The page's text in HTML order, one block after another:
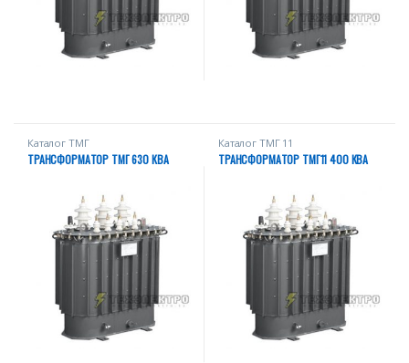
Каталог ТМГ
ТРАНСФОРМАТОР ТМГ 630 КВА
Каталог ТМГ 11
ТРАНСФОРМАТОР ТМГ11 400 КВА